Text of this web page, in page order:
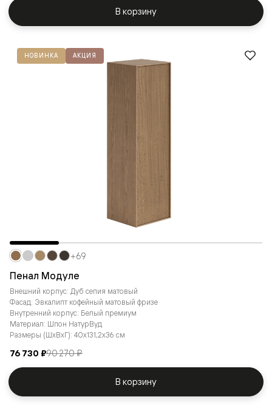
В корзину
НОВИНКА АКЦИЯ
Пенал Модуле
Внешний корпус: Дуб сепия матовый
Фасад: Эвкалипт кофейный матовый фризе
Внутренний корпус: Белый премиум
Материал: Шпон НатурВуд
Размеры (ШxВxГ): 40x131,2x36 см
76 730 ₽90 270 ₽
+69
В корзину